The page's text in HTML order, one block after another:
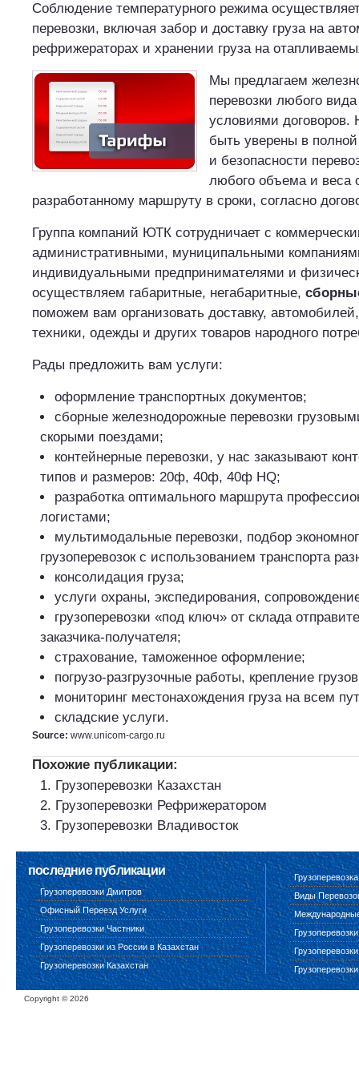
Соблюдение температурного режима
перевозки, включая забор и доставку груза на
рефрижераторах и хранении груза на
Мы предлагаем
перевозки любого
условиями договоров.
быть уверены в полной
и безопасности
любого объема и веса
разработанному маршруту в сроки, согласно
Группа компаний ЮТК сотрудничает с
административными, муниципальными
индивидуальными предпринимателями и
осуществляем габаритные, негабаритные,
поможем вам организовать доставку,
техники, одежды и других товаров народного
Рады предложить вам услуги:
оформление транспортных документов;
сборные железнодорожные перевозки
скорыми поездами;
контейнерные перевозки, у нас заказывают
типов и размеров: 20ф, 40ф, 40ф HQ;
разработка оптимального маршрута
логистами;
мультимодальные перевозки, подбор
грузоперевозок с использованием транспорта
консолидация груза;
услуги охраны, экспедирования,
грузоперевозки «под ключ» от склада
заказчика-получателя;
страхование, таможенное оформление;
погрузо-разгрузочные работы, крепление
мониторинг местонахождения груза на всем
складские услуги.
Source: www.unicom-cargo.ru
Похожие публикации:
Грузоперевозки Казахстан
Грузоперевозки Рефрижератором
Грузоперевозки Владивосток
последние публикации
Грузоперевозки Дмитров
Офисный Переезд Услуги
Грузоперевозки Частники
Грузоперевозки из России в Казахстан
Грузоперевозки Казахстан
Виды
Copyright ©2026